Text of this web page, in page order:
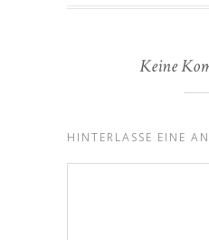
Keine
HINTERLASSE EINE